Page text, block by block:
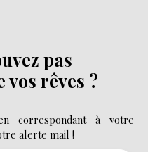
pas
rêves ?
correspondant à votre
alerte mail !